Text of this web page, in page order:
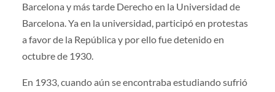
Barcelona y más tarde Derecho en la Universidad de
Barcelona. Ya en la universidad, participó en protestas
a favor de la República y por ello fue detenido en
octubre de 1930.
En 1933, cuando aún se encontraba estudiando sufrió